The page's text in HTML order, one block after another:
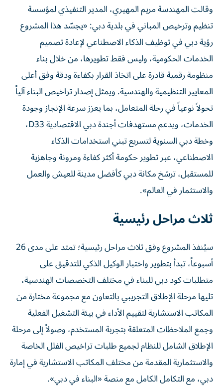
وقالت المهندسة مريم المهيري، المدير التنفيذي لمؤسسة
تنظيم وترخيص المباني في بلدية دبي: «يجسّد هذا المشروع
رؤية دبي في توظيف الذكاء الاصطناعي لإعادة تصميم
الخدمات الحكومية، وليس فقط تطويرها، من خلال بناء
منظومة رقمية قادرة على اتخاذ القرار بكفاءة ودقة وفق أعلى
المعايير التنظيمية والهندسية. ويمثل إصدار تراخيص البناء آلياً
تحولاً نوعياً في رحلة المتعامل، بما يعزز سرعة الإنجاز وجودة
الخدمات، ويدعم مستهدفات أجندة دبي الاقتصادية D33،
وخطة دبي السنوية لتسريع تبني استخدامات الذكاء
الاصطناعي، عبر تطوير حكومة أكثر كفاءة ومرونة وجاهزية
للمستقبل، ترسّخ مكانة دبي كأفضل مدينة للعيش والعمل
والاستثمار في العالم».
ثلاث مراحل رئيسية
سيُنفذ المشروع وفق ثلاث مراحل رئيسية؛ تمتد على مدى 26
أسبوعاً، تبدأ بتطوير واختبار الوكيل الذكي للتدقيق على
متطلبات كود دبي للبناء في مختلف التخصصات الهندسية،
تليها مرحلة الإطلاق التجريبي بالتعاون مع مجموعة مختارة من
المكاتب الاستشارية لتقييم الأداء في بيئة التشغيل الفعلية
وجمع الملاحظات المتعلقة بتجربة المستخدم، وصولاً إلى مرحلة
الإطلاق الشامل للنظام لجميع طلبات تراخيص الفلل الخاصة
والاستثمارية المقدمة من مختلف المكاتب الاستشارية في إمارة
دبي، مع التكامل الكامل مع منصة «البناء في دبي».